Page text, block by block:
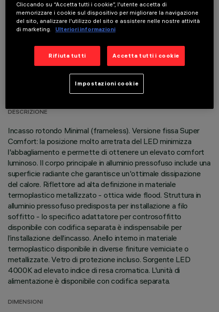
DATI TECNICI
ULTIMO AGGIORNAMENTO: 07/08/2026
DESCRIZIONE
Incasso rotondo Minimal (frameless). Versione fissa Super
Comfort: la posizione molto arretrata del LED minimizza
l'abbagliamento e permette di ottenere un elevato comfort
luminoso. Il corpo principale in alluminio pressofuso include una
superficie radiante che garantisce un'ottimale dissipazione
del calore. Riflettore ad alta definizione in materiale
termoplastico metallizzato - ottica wide flood. Struttura in
alluminio pressofuso predisposta per installazione a filo
soffitto - lo specifico adattatore per controsoffitto
disponibile con codifica separata è indispensabile per
l’installazione dell’incasso. Anello interno in materiale
termoplastico disponibile in diverse finiture verniciate o
metallizzate. Vetro di protezione incluso. Sorgente LED
4000K ad elevato indice di resa cromatica. L'unità di
alimentazione è disponibile con codifica separata.
DIMENSIONI
Cliccando su “Accetta tutti i cookie”, l'utente accetta di
memorizzare i cookie sul dispositivo per migliorare la navigazione
del sito, analizzare l'utilizzo del sito e assistere nelle nostre attività
di marketing.
Ulteriori informazioni
Rifiuta tutti Accetta tutti i cookie
Impostazioni cookie